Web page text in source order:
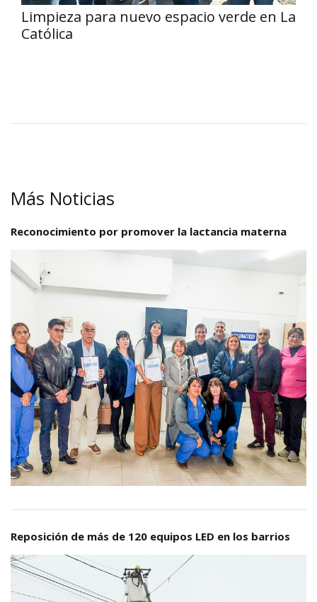
Limpieza para nuevo espacio verde en La
Católica
Más Noticias
Reconocimiento por promover la lactancia materna
Reposición de más de 120 equipos LED en los barrios